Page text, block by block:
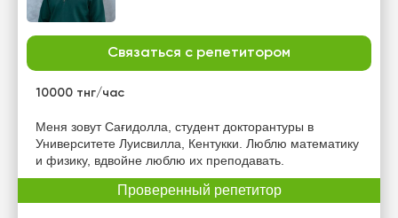
Связаться с репетитором
10000 тнг/час
Меня зовут Сағидолла, студент докторантуры в
Университете Луисвилла, Кентукки. Люблю математику
и физику, вдвойне люблю их преподавать.
Проверенный репетитор
вс
пн
Нет
свободных
часов
10:00
10:30
11:00
Нет
свободных
часов
свободных